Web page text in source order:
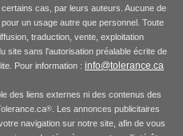
certains cas, par leurs auteurs. Aucune de
un usage autre que personnel. Toute
traduction, vente, exploitation
site sans l'autorisation préalable écrite de
Pour information : info@tolerance.ca
des liens externes ni des contenus des
®. Les annonces publicitaires
navigation sur notre site, afin de vous